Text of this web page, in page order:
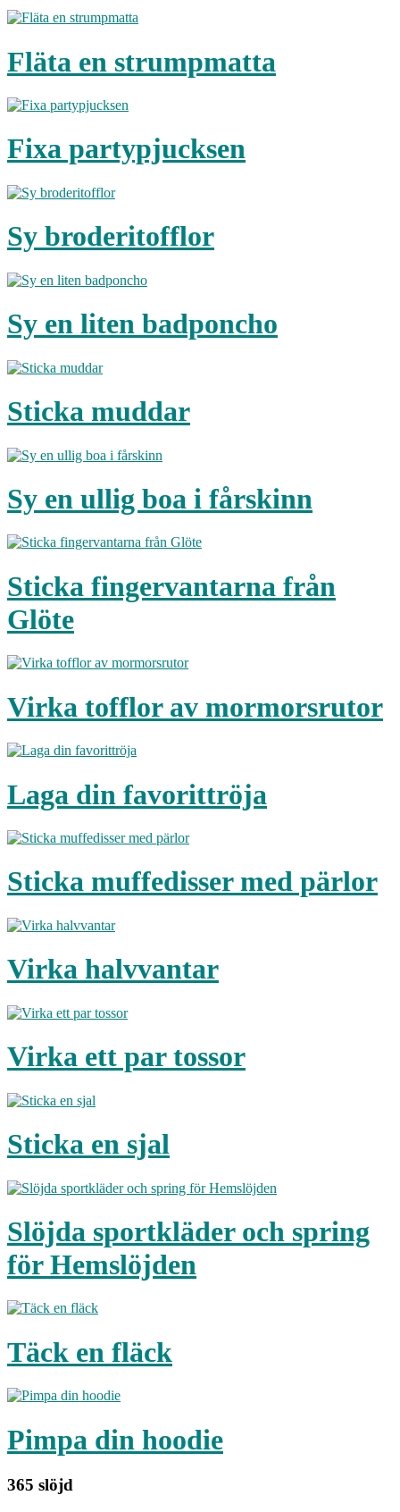
Fläta en strumpmatta
Fixa partypjucksen
Sy broderitofflor
Sy en liten badponcho
Sticka muddar
Sy en ullig boa i fårskinn
Sticka fingervantarna från
Glöte
Virka tofflor av mormorsrutor
Laga din favorittröja
Sticka muffedisser med pärlor
Virka halvvantar
Virka ett par tossor
Sticka en sjal
Slöjda sportkläder och spring
för Hemslöjden
Täck en fläck
Pimpa din hoodie
365 slöjd